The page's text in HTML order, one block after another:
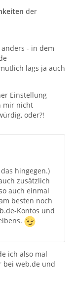
der
- in dem
lags ja auch
Einstellung
mir nicht
oder?!
hingegen.)
zusätzlich
auch einmal
besten noch
Kontos und
ich also mal
bei web.de und